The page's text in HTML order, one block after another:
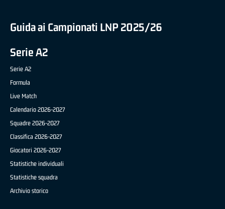
Guida ai Campionati LNP 2025/26
Serie A2
Serie A2
Formula
Live Match
Calendario 2026-2027
Squadre 2026-2027
Classifica 2026-2027
Giocatori 2026-2027
Statistiche individuali
Statistiche squadra
Archivio storico